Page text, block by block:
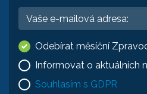
Odebírat měsíční
Informovat o aktuálních
Souhlasím s GDPR